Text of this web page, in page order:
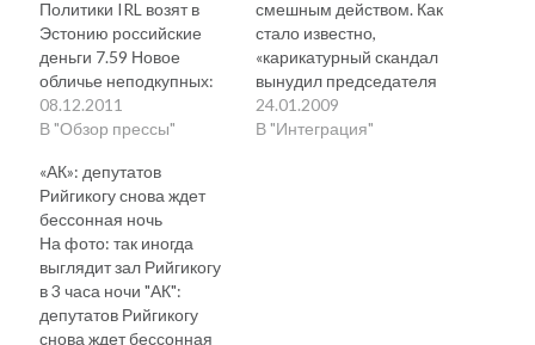
Политики IRL возят в
Эстонию российские
деньги 7.59 Новое
обличье неподкупных:
фабрика видов на
жительство,
Индреку Раудне, Сийму
Кабритсу и Николаю
Стельмаху, привела в
Эстонию уже 150
неизвестных, но богатых
россиян. Депутат
Рийгикогу Сийм Кабритс
08.12.2011
В "Обзор прессы"
смешным действом. Как
стало известно,
«карикатурный скандал
вынудил председателя
cоюза Isamaa и Res
Publica (IRL) Марта
24.01.2009
В "Интеграция"
«АК»: депутатов
Рийгикогу снова ждет
бессонная ночь
На фото: так иногда
выглядит зал Рийгикогу
в 3 часа ночи "АК":
депутатов Рийгикогу
снова ждет бессонная